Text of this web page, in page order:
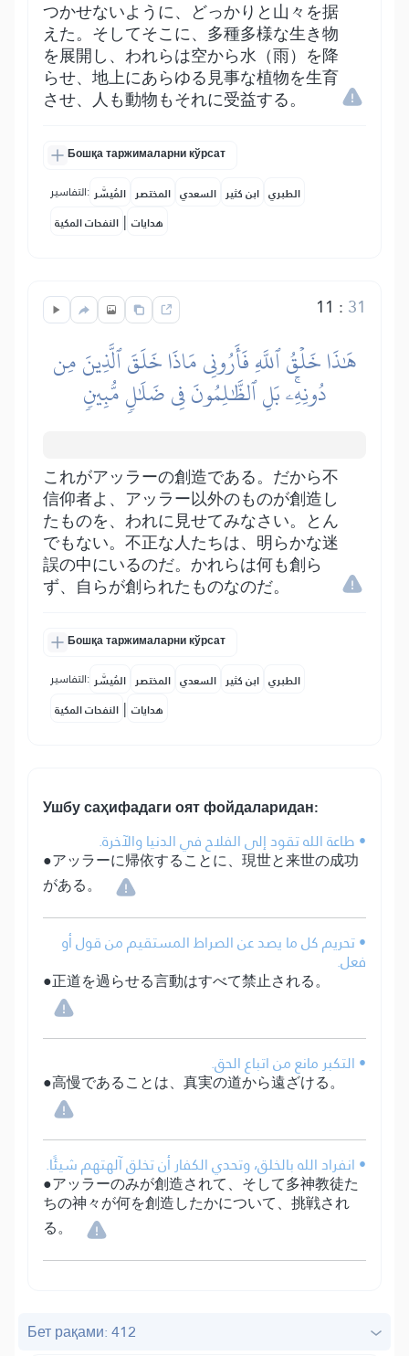
つかせないように、どっかりと山々を据
えた。そしてそこに、多種多様な生き物
を展開し、われらは空から水（雨）を降
らせ、地上にあらゆる見事な植物を生育
させ、人も動物もそれに受益する。
Бошқа таржималарни кўрсат
التفاسير: المُيسَّر المختصر السعدي ابن كثير الطبري
النفحات المكية | هدايات
11 : 31
هَٰذَا خَلۡقُ ٱللَّهِ فَأَرُونِي مَاذَا خَلَقَ ٱلَّذِينَ مِن
دُونِهِۦۚ بَلِ ٱلظَّٰلِمُونَ فِي ضَلَٰلٖ مُّبِينٖ
これがアッラーの創造である。だから不
信仰者よ、アッラー以外のものが創造し
たものを、われに見せてみなさい。とん
でもない。不正な人たちは、明らかな迷
誤の中にいるのだ。かれらは何も創ら
ず、自らが創られたものなのだ。
Бошқа таржималарни кўрсат
التفاسير: المُيسَّر المختصر السعدي ابن كثير الطبري
النفحات المكية | هدايات
Ушбу саҳифадаги оят фойдаларидан:
• طاعة الله تقود إلى الفلاح في الدنيا والآخرة.
●アッラーに帰依することに、現世と来世の成功
がある。
• تحريم كل ما يصد عن الصراط المستقيم من قول أو
فعل.
●正道を過らせる言動はすべて禁止される。
• التكبر مانع من اتباع الحق.
●高慢であることは、真実の道から遠ざける。
• انفراد الله بالخلق، وتحدي الكفار أن تخلق آلهتهم شيئًا.
●アッラーのみが創造されて、そして多神教徒た
ちの神々が何を創造したかについて、挑戦され
る。
Бет рақами: 412